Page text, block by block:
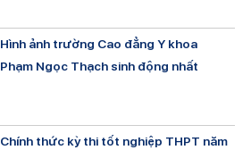
Hình ảnh trường Cao đẳng Y khoa
Phạm Ngọc Thạch sinh động nhất
Chính thức kỳ thi tốt nghiệp THPT năm